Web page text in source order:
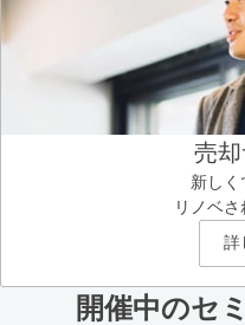
売却
新しく
リノベ
詳
開催中のセ